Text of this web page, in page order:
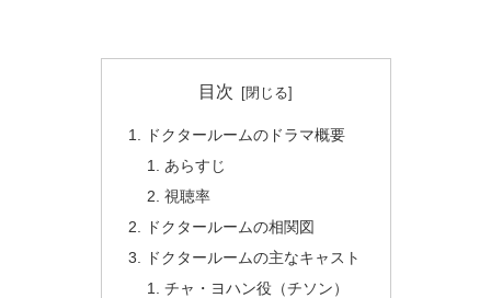
目次
ドクタールームのドラマ概要
あらすじ
視聴率
ドクタールームの相関図
ドクタールームの主なキャスト
チャ・ヨハン役（チソン）